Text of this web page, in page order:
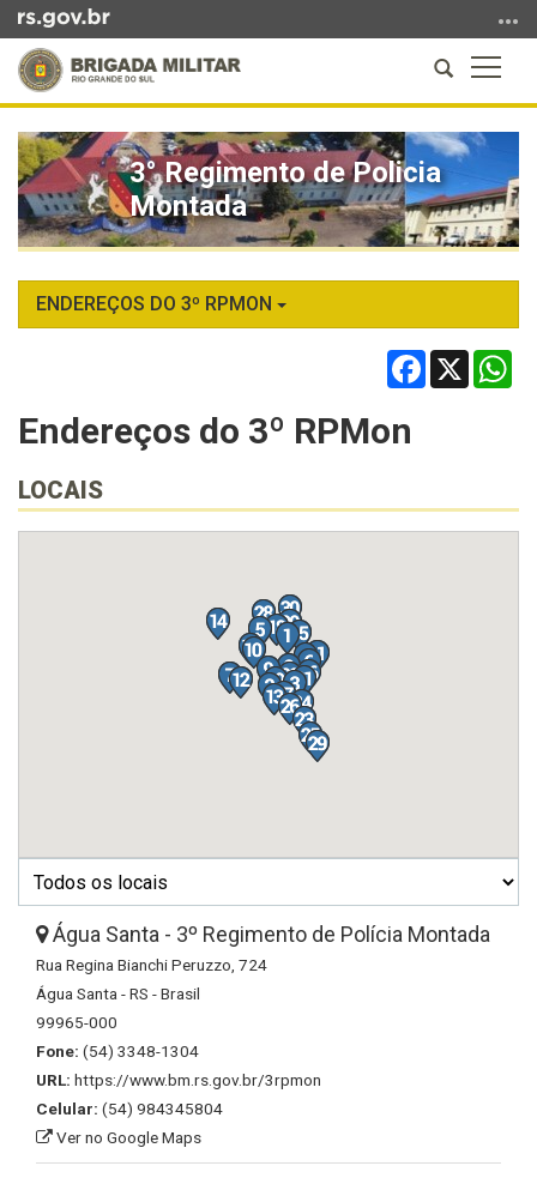
para
conteúdo
para
menu
busca
a
Abrir
a
busca
do
conteúdo
3° Regimento de Policia
Montada
ENDEREÇOS DO 3º RPMON
Facebook
X
Endereços do 3º RPMon
LOCAIS
Água Santa - 3º Regimento de Polícia Montada
Rua Regina Bianchi Peruzzo, 724
Água Santa - RS - Brasil
99965-000
Fone: (54) 3348-1304
URL: https://www.bm.rs.gov.br/3rpmon
Celular: (54) 984345804
Ver no Google Maps